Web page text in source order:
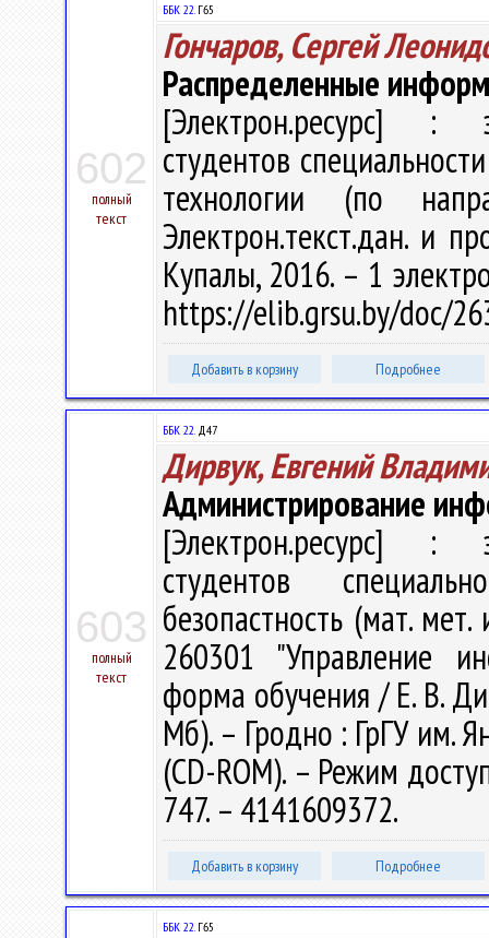
602
полный
текст
ББК 22.Г65
Гончаров, Сергей
Распределенные
[Электрон.ресурс] :
студентов
технологии (по
Электрон.текст.дан. и
Купалы, 2016. – 1
https://elib.grsu.by/doc/
Добавить в корзину Подробнее
603
полный
текст
ББК 22.Д47
Дирвук, Евгений
Администрирование
[Электрон.ресурс] :
студентов
безопастность (мат.
260301 "Управление
форма обучения / Е. В.
Мб). – Гродно : ГрГУ им.
(CD-ROM). – Режим
747. – 4141609372.
Добавить в корзину Подробнее
ББК 22.Г65